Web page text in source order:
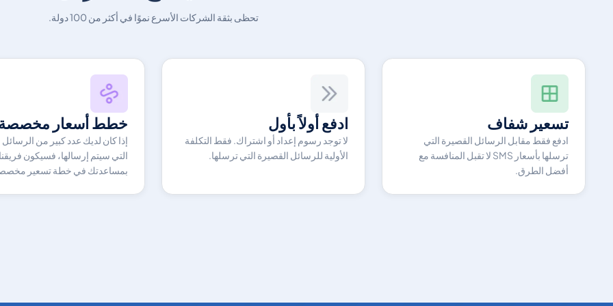
تحظى بثقة الشركات الأسرع نموًا في أكثر من 100 دولة.
تسعير شفاف
ادفع فقط مقابل الرسائل القصيرة التي
ترسلها بأسعار SMS لا تقبل المنافسة مع
أفضل الطرق.
ادفع أولاً بأول
لا توجد رسوم إعداد أو اشتراك. فقط التكلفة
الأولية للرسائل القصيرة التي ترسلها.
خطط أسعار
إذا كان لديك عدد كبير من
التي سيتم إرسالها، فسيكون
بمساعدتك في خطة تسعير